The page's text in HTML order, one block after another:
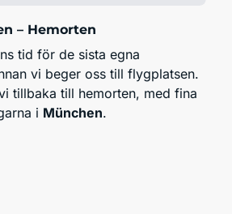
– Hemorten
tid för de sista egna
vi beger oss till flygplatsen.
tillbaka till hemorten, med fina
i München.